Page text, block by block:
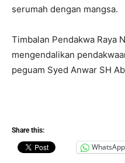
serumah dengan mangsa.
Timbalan Pendakwa Raya
mengendalikan
peguam Syed Anwar SH
Share this:
WhatsApp